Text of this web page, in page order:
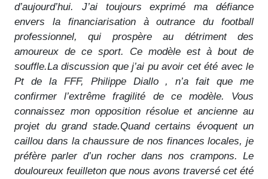
d’aujourd’hui. J’ai toujours exprimé ma défiance
envers la financiarisation à outrance du football
professionnel, qui prospère au détriment des
amoureux de ce sport. Ce modèle est à bout de
souffle.La discussion que j’ai pu avoir cet été avec le
Pt de la FFF, Philippe Diallo , n’a fait que me
confirmer l’extrême fragilité de ce modèle. Vous
connaissez mon opposition résolue et ancienne au
projet du grand stade.Quand certains évoquent un
caillou dans la chaussure de nos finances locales, je
préfère parler d’un rocher dans nos crampons. Le
douloureux feuilleton que nous avons traversé cet été